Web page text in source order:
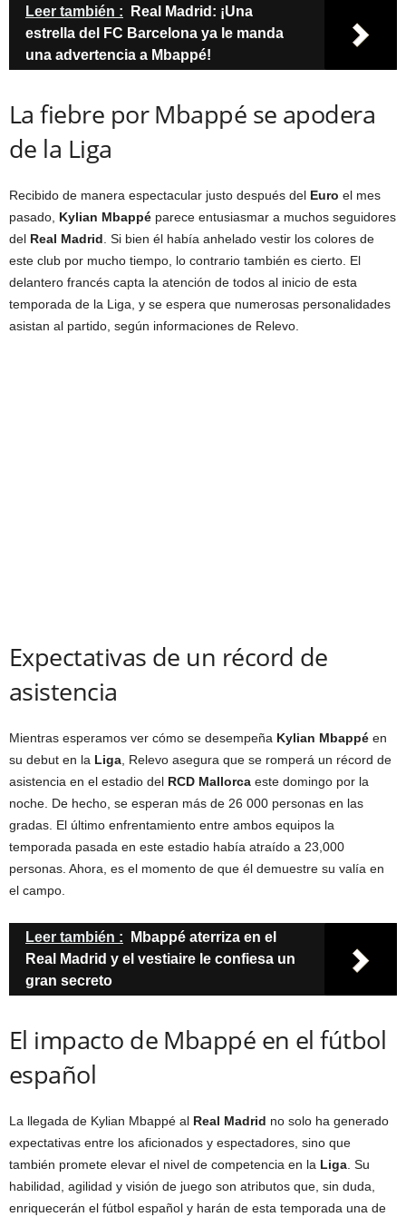
Leer también :
Real Madrid: ¡Una
estrella del FC Barcelona ya le manda
una advertencia a Mbappé!
La fiebre por Mbappé se apodera
de la Liga
Recibido de manera espectacular justo después del Euro el mes
pasado, Kylian Mbappé parece entusiasmar a muchos seguidores
del Real Madrid. Si bien él había anhelado vestir los colores de
este club por mucho tiempo, lo contrario también es cierto. El
delantero francés capta la atención de todos al inicio de esta
temporada de la Liga, y se espera que numerosas personalidades
asistan al partido, según informaciones de Relevo.
Expectativas de un récord de
asistencia
Mientras esperamos ver cómo se desempeña Kylian Mbappé en
su debut en la Liga, Relevo asegura que se romperá un récord de
asistencia en el estadio del RCD Mallorca este domingo por la
noche. De hecho, se esperan más de 26 000 personas en las
gradas. El último enfrentamiento entre ambos equipos la
temporada pasada en este estadio había atraído a 23,000
personas. Ahora, es el momento de que él demuestre su valía en
el campo.
Leer también :
Mbappé aterriza en el
Real Madrid y el vestiaire le confiesa un
gran secreto
El impacto de Mbappé en el fútbol
español
La llegada de Kylian Mbappé al Real Madrid no solo ha generado
expectativas entre los aficionados y espectadores, sino que
también promete elevar el nivel de competencia en la Liga. Su
habilidad, agilidad y visión de juego son atributos que, sin duda,
enriquecerán el fútbol español y harán de esta temporada una de